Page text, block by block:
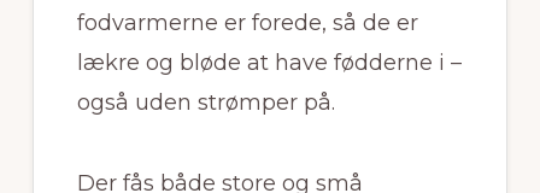
fodvarmerne er forede, så de er
lækre og bløde at have fødderne i –
også uden strømper på.
Der fås både store og små